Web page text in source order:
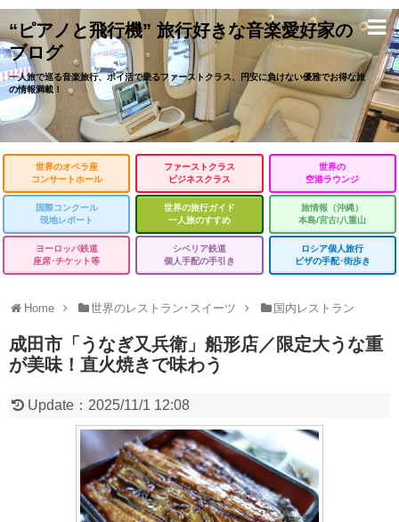
“ピアノと飛行機” 旅行好きな音楽愛好家の
ブログ
一人旅で巡る音楽旅行、ポイ活で乗るファーストクラス、円安に負けない優雅でお得な旅
の情報満載！
世界のオペラ座
コンサートホール
ファーストクラス
ビジネスクラス
世界の
空港ラウンジ
国際コンクール
現地レポート
世界の旅行ガイド
一人旅のすすめ
旅情報（沖縄）
本島/宮古/八重山
ヨーロッパ鉄道
座席･チケット等
シベリア鉄道
個人手配の手引き
ロシア個人旅行
ビザの手配･街歩き
Home 世界のレストラン･スイーツ 国内レストラン
成田市「うなぎ又兵衛」船形店／限定大うな重
が美味！直火焼きで味わう
Update： 2025/11/1 12:08